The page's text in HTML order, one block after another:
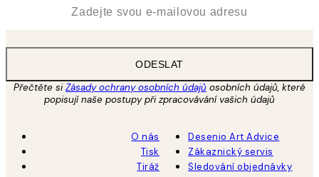
ODESLAT
Přečtěte siZásady ochrany osobních údajů osobních údajů, které
popisují naše postupy při zpracovávání vašich údajů
O nás
Tisk
Tiráž
Desenio Art Advice
Zákaznický servis
Sledování objednávky